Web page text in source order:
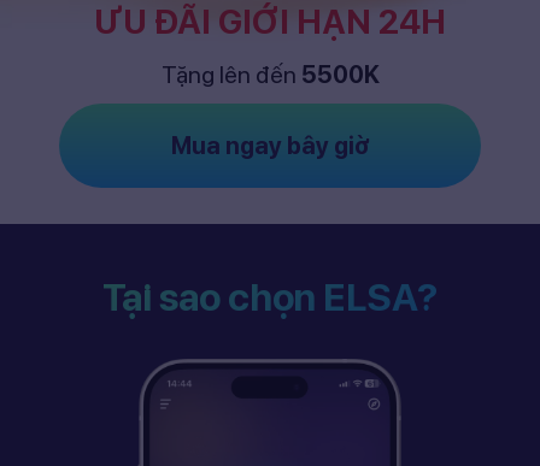
ƯU ĐÃI GIỚI HẠN 24H
Tặng lên đến 5500K
Mua ngay bây giờ
Tại sao chọn ELSA?